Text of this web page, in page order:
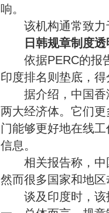
响。
该机构通常致力
日韩规章制度透
依据PERC的报告
印度排名则垫底，
据介绍，中国香
两大经济体。它们
门能够更好地在线
信息。
相关报告称，中
然而很多国家和地
谈及印度时，该报